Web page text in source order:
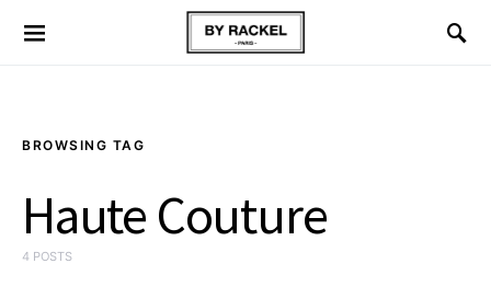
BROWSING TAG
Haute Couture
4 POSTS